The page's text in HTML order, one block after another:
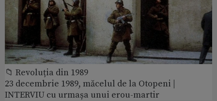
📁 Revoluția din 1989
23 decembrie 1989, măcelul de la Otopeni |
INTERVIU cu urmașa unui erou-martir